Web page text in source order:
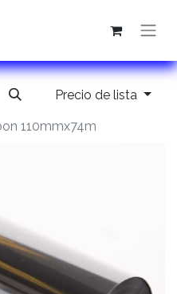
Precio de lista
110mmx74m